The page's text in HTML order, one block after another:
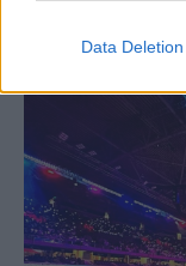
Data Deletion